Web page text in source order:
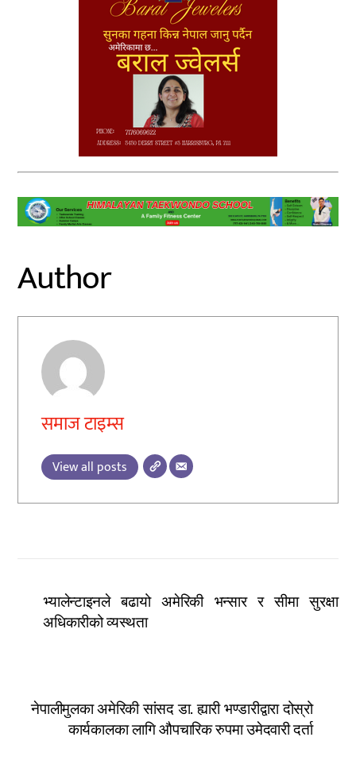
Author
समाज टाइम्स
View all posts
भ्यालेन्टाइनले बढायो अमेरिकी भन्सार र सीमा सुरक्षा
अधिकारीको व्यस्थता
नेपालीमुलका अमेरिकी सांसद डा. ह्यारी भण्डारीद्वारा दोस्रो
कार्यकालका लागि औपचारिक रुपमा उमेदवारी दर्ता